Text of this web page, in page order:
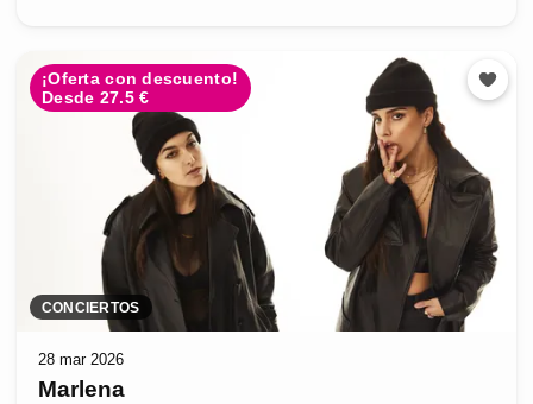
¡Oferta con descuento!
Desde 27.5 €
CONCIERTOS
28 mar 2026
Marlena